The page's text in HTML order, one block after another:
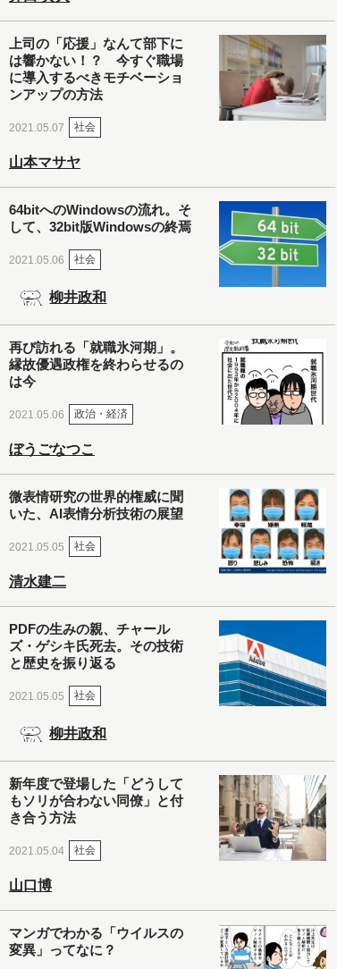
上司の「応援」なんて部下に
は響かない！？ 今すぐ職場
に導入するべきモチベーショ
ンアップの方法
2021.05.07 社会
山本マサヤ
64bitへのWindowsの流れ。そ
して、32bit版Windowsの終焉
2021.05.06 社会
柳井政和
再び訪れる「就職氷河期」。
縁故優遇政権を終わらせるの
は今
2021.05.06 政治・経済
ぼうごなつこ
微表情研究の世界的権威に聞
いた、AI表情分析技術の展望
2021.05.05 社会
清水建二
PDFの生みの親、チャール
ズ・ゲシキ氏死去。その技術
と歴史を振り返る
2021.05.05 社会
柳井政和
新年度で登場した「どうして
もソリが合わない同僚」と付
き合う方法
2021.05.04 社会
山口博
マンガでわかる「ウイルスの
変異」ってなに？